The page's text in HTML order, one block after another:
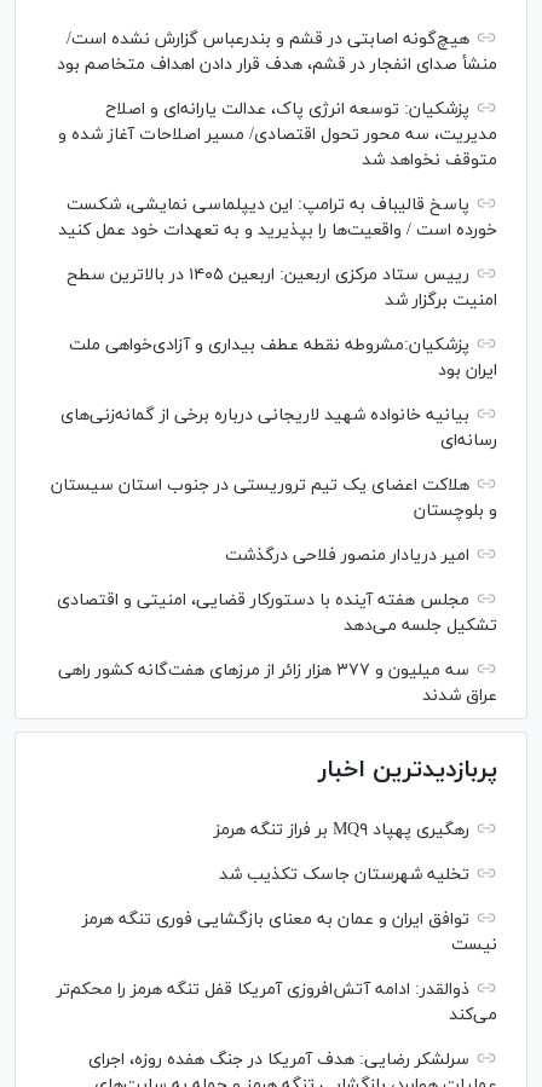
هیچ‌گونه اصابتی در قشم و بندرعباس گزارش نشده است/
منشأ صدای انفجار در قشم، هدف قرار دادن اهداف متخاصم بود
پزشکیان: توسعه انرژی پاک، عدالت یارانه‌ای و اصلاح
مدیریت، سه محور تحول اقتصادی/ مسیر اصلاحات آغاز شده و
متوقف نخواهد شد
پاسخ قالیباف به ترامپ: این دیپلماسی نمایشی، شکست
خورده است / واقعیت‌ها را بپذیرید و به تعهدات خود عمل کنید
رییس ستاد مرکزی اربعین: اربعین ۱۴۰۵ در بالاترین سطح
امنیت برگزار شد
پزشکیان:مشروطه نقطه عطف بیداری و آزادی‌خواهی ملت
ایران بود
بیانیه خانواده شهید لاریجانی درباره برخی از گمانه‌زنی‌های
رسانه‌ای
هلاکت اعضای یک تیم تروریستی در جنوب استان سیستان
و بلوچستان
امیر دریادار منصور فلاحی درگذشت
مجلس هفته آینده با دستورکار قضایی، امنیتی و اقتصادی
تشکیل جلسه می‌دهد
سه میلیون و ۳۷۷ هزار زائر از مرز‌های هفت‌گانه کشور راهی
عراق شدند
پربازدیدترین اخبار
رهگیری پهپاد MQ۹ بر فراز تنگه هرمز
تخلیه شهرستان جاسک تکذیب شد
توافق ایران و عمان به معنای بازگشایی فوری تنگه هرمز
نیست
ذوالقدر: ادامه آتش‌افروزی آمریکا قفل تنگه هرمز را محکم‌تر
می‌کند
سرلشکر رضایی: هدف آمریکا در جنگ هفده روزه، اجرای